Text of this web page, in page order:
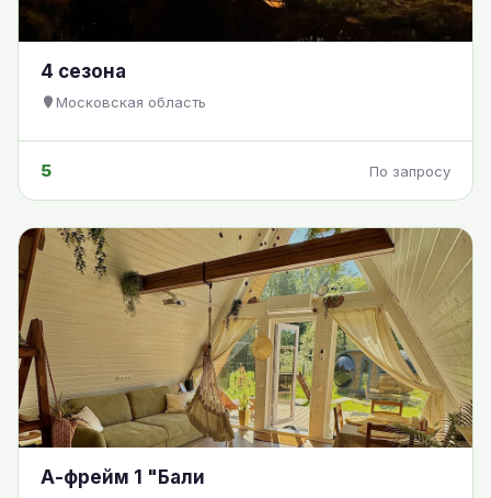
4 сезона
Московская область
5 По запросу
А-фрейм 1 "Бали